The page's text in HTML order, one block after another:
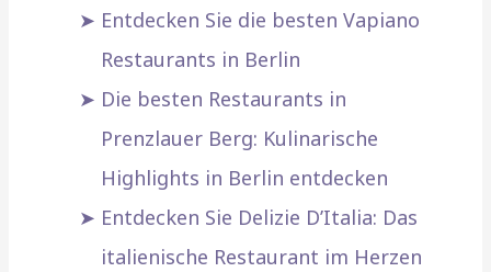
Entdecken Sie die besten Vapiano
Restaurants in Berlin
Die besten Restaurants in
Prenzlauer Berg: Kulinarische
Highlights in Berlin entdecken
Entdecken Sie Delizie D’Italia: Das
italienische Restaurant im Herzen